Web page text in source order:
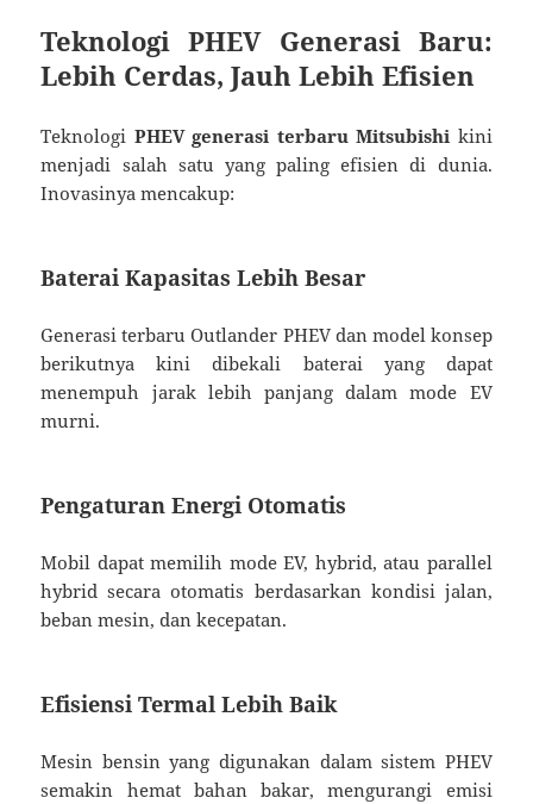
Teknologi PHEV Generasi Baru:
Lebih Cerdas, Jauh Lebih Efisien
Teknologi PHEV generasi terbaru Mitsubishi kini
menjadi salah satu yang paling efisien di dunia.
Inovasinya mencakup:
Baterai Kapasitas Lebih Besar
Generasi terbaru Outlander PHEV dan model konsep
berikutnya kini dibekali baterai yang dapat
menempuh jarak lebih panjang dalam mode EV
murni.
Pengaturan Energi Otomatis
Mobil dapat memilih mode EV, hybrid, atau parallel
hybrid secara otomatis berdasarkan kondisi jalan,
beban mesin, dan kecepatan.
Efisiensi Termal Lebih Baik
Mesin bensin yang digunakan dalam sistem PHEV
semakin hemat bahan bakar, mengurangi emisi